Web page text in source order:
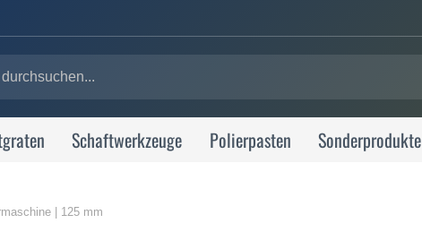
Schaftwerkzeuge Polierpasten Sonderprodukte
| 125 mm